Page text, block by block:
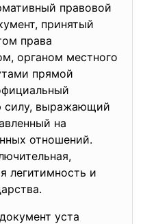
правовой
принятый
права
органом местного
прямой
силу, выражающий
на
отношений.
легитимность и
уста